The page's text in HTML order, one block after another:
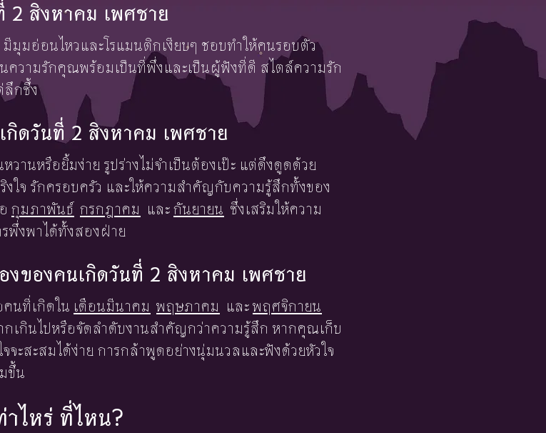
2 สิงหาคม เพศชาย
มอ่อนไหวและโรแมนติกเงียบๆ ชอบทำให้คนรอบตัว
นความรักคุณพร้อมเป็นที่พึ่งและเป็นผู้ฟังที่ดี สไตล์ความรัก
ลึกซึ้ง
ดวันที่ 2 สิงหาคม เพศชาย
านหรือยิ้มง่าย รูปร่างไม่จำเป็นต้องเป๊ะ แต่ดึงดูดด้วย
งใจ รักครอบครัว และให้ความสำคัญกับความรู้สึกทั้งของ
กุมภาพันธ์ กรกฎาคม และกันยายน ซึ่งเสริมให้ความ
พึ่งพาได้ทั้งสองฝ่าย
งของคนเกิดวันที่ 2 สิงหาคม เพศชาย
คนที่เกิดใน เดือนมีนาคม พฤษภาคม และพฤศจิกายน
ากเกินไปหรือจัดลำดับงานสำคัญกว่าความรู้สึก หากคุณเก็บ
จะสะสมได้ง่าย การกล้าพูดอย่างนุ่มนวลและฟังด้วยหัวใจ
ขึ้น
ไหร่ ที่ไหน?